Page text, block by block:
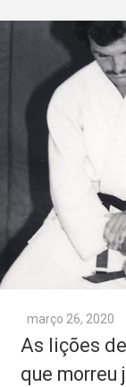
março 26, 2020
As lições
que morreu